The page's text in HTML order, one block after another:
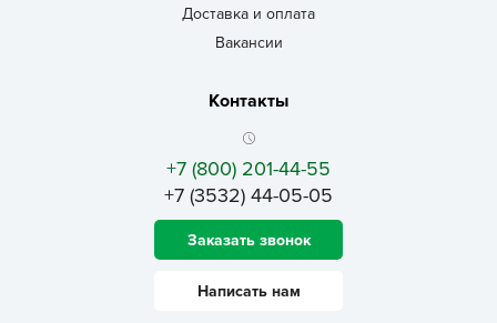
Доставка и оплата
Вакансии
Контакты
+7 (800) 201-44-55
+7 (3532) 44-05-05
Заказать звонок
Написать нам